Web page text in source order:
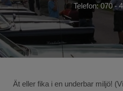
Gevalia
Länkar
Kontakta oss
Telefon: 070 -
Ät eller fika i en underbar miljö!